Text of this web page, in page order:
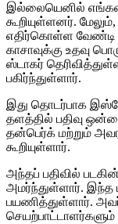
இல்லையெனில்
கூறியுள்ளனர்.
எதிர்கொள்ள வேண்டி
காசாவுக்கு உதவு
ஸ்டாகர்
பகிர்ந்துள்ளார்.
இது தொடர்பாக
தளத்தில் பதிவு
தன்பெர்க் மற்றும்
கூறியுள்ளார்.
அந்தப் பதிவில்
அமர்ந்துள்ளார்.
பயணித்துள்ளார்.